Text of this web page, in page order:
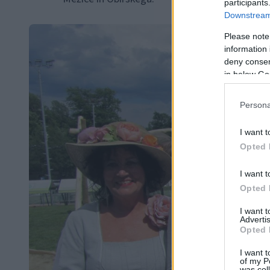
Please
information
deny
in below
I want
Opted
I want
Opted
I want
Opted
I want
of my